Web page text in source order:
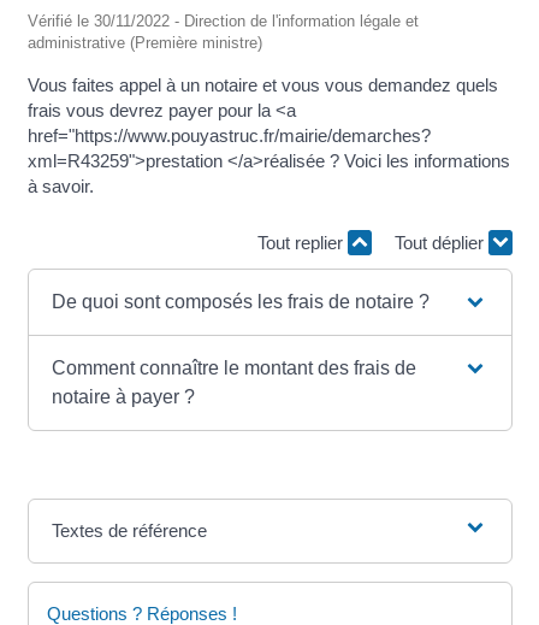
Vérifié le 30/11/2022 - Direction de l'information légale et
administrative (Première ministre)
Vous faites appel à un notaire et vous vous demandez quels
frais vous devrez payer pour la <a
href="https://www.pouyastruc.fr/mairie/demarches?
xml=R43259">prestation </a>réalisée ? Voici les informations
à savoir.
Tout replier Tout déplier
De quoi sont composés les frais de notaire ?
Comment connaître le montant des frais de
notaire à payer ?
Textes de référence
Questions ? Réponses !